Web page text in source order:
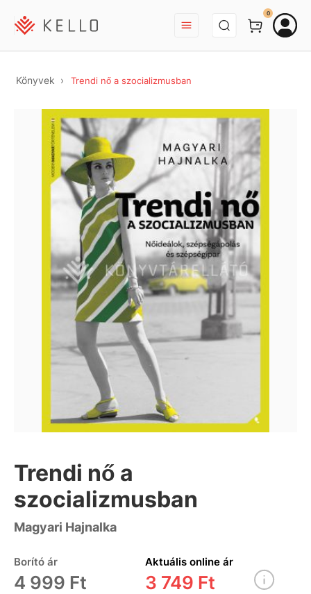
BEJELENTKEZÉS
0
Könyvek Trendi nő a szocializmusban
Trendi nő a
szocializmusban
Magyari Hajnalka
Borító ár
4 999 Ft
Aktuális online ár
3 749 Ft